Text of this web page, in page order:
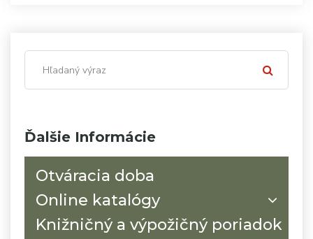
Ďalšie Informácie
Otváracia doba
Online katalógy
Knižničný a výpožičný poriadok